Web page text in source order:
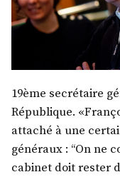
19ème secrétaire
République.
attaché à une
généraux : “On ne
cabinet doit rester